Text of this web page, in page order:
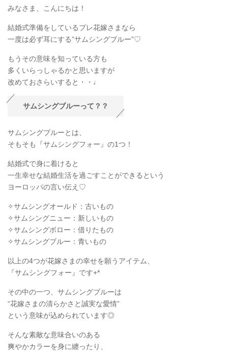
みなさま、こんにちは！
結婚式準備をしているプレ花嫁さまなら
一度は必ず耳にする”サムシングブルー”♡
もうその意味を知っている方も
多くいらっしゃるかと思いますが
改めておさらいすると・・♩
サムシングブルーって？？
サムシングブルーとは、
そもそも『サムシングフォー』の1つ！
結婚式で身に着けると
一生幸せな結婚生活を過ごすことができるという
ヨーロッパの言い伝え♡
✧サムシングオールド：古いもの
✧サムシングニュー：新しいもの
✧サムシングボロー：借りたもの
✧サムシングブルー：青いもの
以上の4つが花嫁さまの幸せを願うアイテム、
『サムシングフォー』です+*
その中の一つ、サムシングブルーは
“花嫁さまの清らかさと誠実な愛情”
という意味が込められています◎
そんな素敵な意味合いのある
爽やかカラーを身に纏ったり、